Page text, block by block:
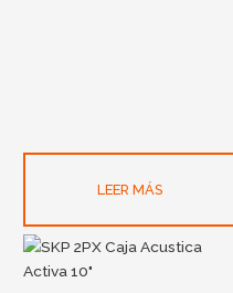
LEER MÁS